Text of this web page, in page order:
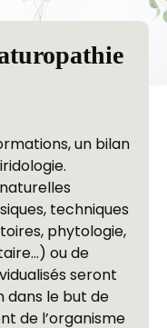
un bilan
techniques
phytologie,
ou de
seront
dans le but de
de l’organisme